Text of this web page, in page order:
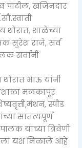
पाटील, खजिनदार
थोरात, शाळेच्या
सुरेश राजे, सर्व
सर्वांनी
भाऊ यांनी
मलकापूर
स्पीड
सातत्यपूर्ण
यांच्या त्रिवेणी
यश मिळाले आहे